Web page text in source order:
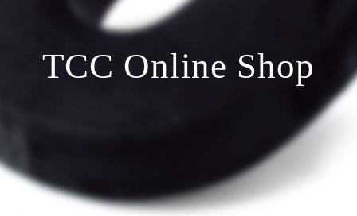
TCC Online Shop
ユーザーの声に応えるアイテムを